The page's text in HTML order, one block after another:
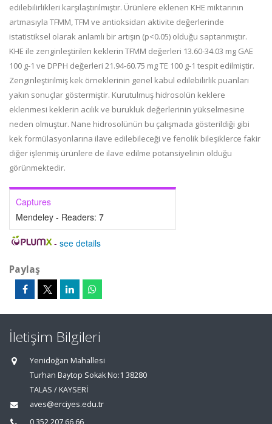
edilebilirlikleri karşılaştırılmıştır. Ürünlere eklenen KHE miktarının
artmasıyla TFMM, TFM ve antioksidan aktivite değerlerinde
istatistiksel olarak anlamlı bir artışın (p<0.05) olduğu saptanmıştır.
KHE ile zenginleştirilen keklerin TFMM değerleri 13.60-34.03 mg GAE
100 g-1 ve DPPH değerleri 21.94-60.75 mg TE 100 g-1 tespit edilmiştir.
Zenginleştirilmiş kek örneklerinin genel kabul edilebilirlik puanları
yakın sonuçlar göstermiştir. Kurutulmuş hidrosolün keklere
eklenmesi keklerin acılık ve burukluk değerlerinin yükselmesine
neden olmuştur. Nane hidrosolünün bu çalışmada gösterildiği gibi
kek formülasyonlarına ilave edilebileceği ve fenolik bileşiklerce fakir
diğer işlenmiş ürünlere de ilave edilme potansiyelinin olduğu
görünmektedir.
Captures
Mendeley - Readers: 7
- see details
Paylaş
İletişim Bilgileri
Yenidoğan Mahallesi
Turhan Baytop Sokak No:1 38280
TALAS / KAYSERİ
aves@erciyes.edu.tr
0 352 207 66 66